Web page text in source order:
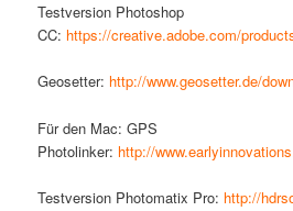
Testversion Photoshop
CC: https://creative.adobe.com/
Geosetter: http://www.geosetter.de/
Für den Mac: GPS
Photolinker: http://
Testversion Photomatix Pro: http://